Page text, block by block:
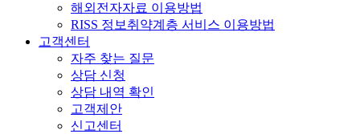
해외전자자료 이용방법
RISS 정보취약계층 서비스 이용방법
고객센터
자주 찾는 질문
상담 신청
상담 내역 확인
고객제안
신고센터